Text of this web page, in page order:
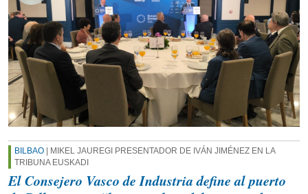
BILBAO | MIKEL JAUREGI PRESENTADOR DE IVÁN JIMÉNEZ EN LA
TRIBUNA EUSKADI
El Consejero Vasco de Industria define al puerto